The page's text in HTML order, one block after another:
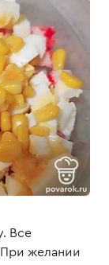
Все
желании